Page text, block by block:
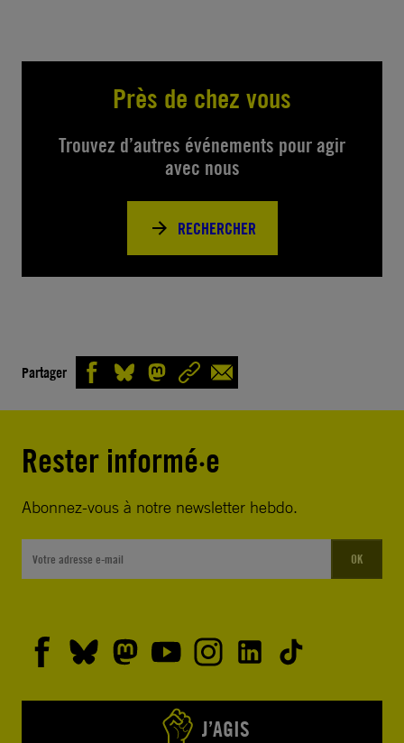
Près de chez vous
Trouvez d’autres événements pour agir
avec nous
RECHERCHER
Partager
Rester informé·e
Abonnez-vous à notre newsletter hebdo.
OK
J’AGIS